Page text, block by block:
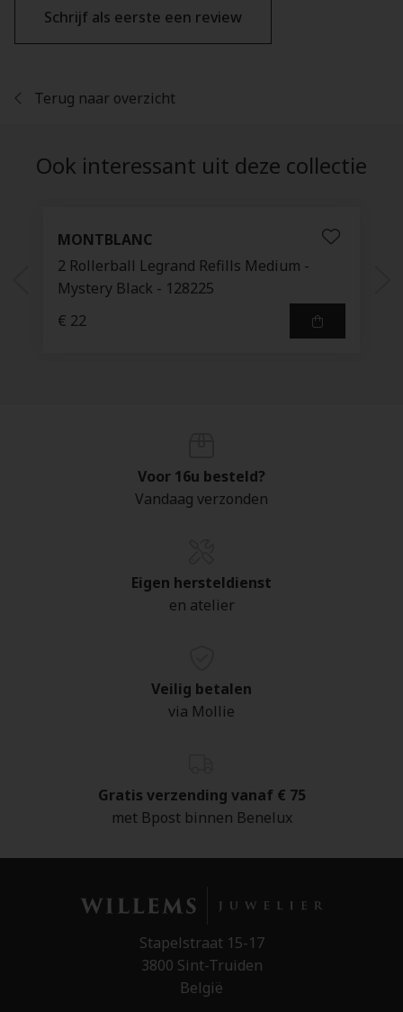
Schrijf als eerste een review
Terug naar overzicht
Ook interessant uit deze collectie
MONTBLANC
2 Rollerball Legrand Refills Medium -
Mystery Black - 128225
€ 22
Voor 16u besteld?
Vandaag verzonden
Eigen hersteldienst
en atelier
Veilig betalen
via Mollie
Gratis verzending vanaf € 75
met Bpost binnen Benelux
Stapelstraat 15-17
3800 Sint-Truiden
België